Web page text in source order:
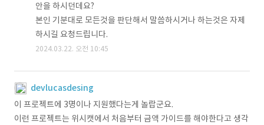
안을 하시던데요?
본인 기분대로 모든것을 판단해서 말씀하시거나 하는것은 자제
하시길 요청드립니다.
2024.03.22. 오전 10:45
devlucasdesing
이 프로젝트에 3명이나 지원했다는게 놀랍군요.
이런 프로젝트는 위시캣에서 처음부터 금액 가이드를 해야한다고 생각